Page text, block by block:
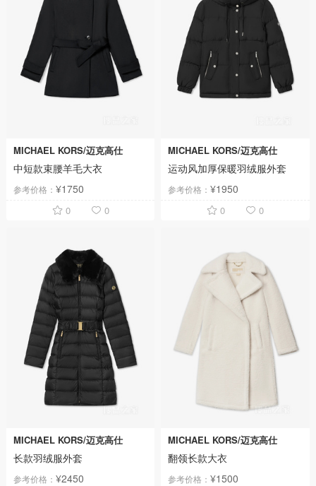
MICHAEL KORS/迈克高仕
中短款束腰羊毛大衣
参考价格： ¥1750
0 0
MICHAEL KORS/迈克高仕
运动风加厚保暖羽绒服外套
参考价格：¥1950
0 0
MICHAEL KORS/迈克高仕
长款羽绒服外套
参考价格： ¥2450
MICHAEL KORS/迈克高仕
翻领长款大衣
参考价格：¥1500